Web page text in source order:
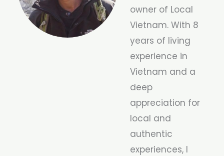
owner of Local
Vietnam. With 8
years of living
experience in
Vietnam and a
deep
appreciation for
local and
authentic
experiences, I